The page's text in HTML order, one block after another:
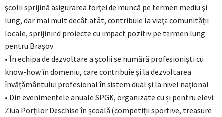
şcolii sprijină asigurarea forţei de muncă pe termen mediu şi
lung, dar mai mult decât atât, contribuie la viaţa comunităţii
locale, sprijinind proiecte cu impact pozitiv pe termen lung
pentru Braşov
• În echipa de dezvoltare a şcolii se numără profesionişti cu
know-how în domeniu, care contribuie şi la dezvoltarea
învățământului profesional în sistem dual şi la nivel naţional
• Din evenimentele anuale SPGK, organizate cu şi pentru elevi:
Ziua Porţilor Deschise în şcoală (competiţii sportive, treasure